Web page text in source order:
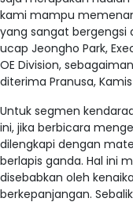
kami mampu
yang sangat bergengsi
ucap Jeongho Park,
OE Division,
diterima Pranusa,
Untuk segmen
ini, jika berbicara
dilengkapi dengan
berlapis ganda. Hal ini
disebabkan oleh
berkepanjangan.